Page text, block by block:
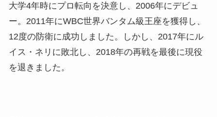
大学4年時にプロ転向を決意し、2006年にデビュ
ー。2011年にWBC世界バンタム級王座を獲得し、
12度の防衛に成功しました。しかし、2017年にル
イス・ネリに敗北し、2018年の再戦を最後に現役
を退きました。